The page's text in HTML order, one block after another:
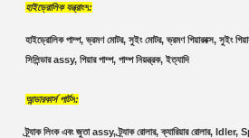
হাইড্রোলিক যন্ত্রাংশ:
হাইড্রোলিক পাম্প, ভ্রমণ মোটর, সুইং মোটর, ভ্রমণ গিয়ারবক্স, সুইং
সিলিন্ডার assy, গিয়ার পাম্প, পাম্প নিয়ন্ত্রক, ইত্যাদি
আন্ডারকার্স পার্টস:
ট্র্যাক লিংক এবং জুতা assy, ট্র্যাক রোলার, ক্যারিয়ার রোলার, Idler,